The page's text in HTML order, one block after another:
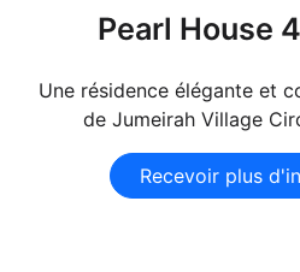
Pearl House
Une résidence élégante et
de Jumeirah Village
Recevoir plus